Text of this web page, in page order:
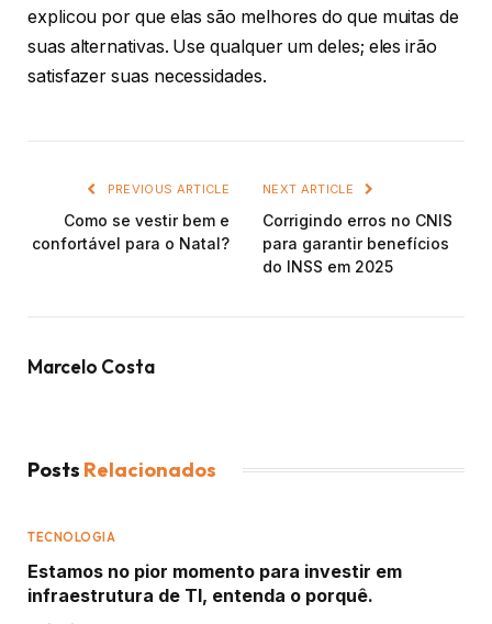
explicou por que elas são melhores do que muitas de
suas alternativas. Use qualquer um deles; eles irão
satisfazer suas necessidades.
PREVIOUS ARTICLE
Como se vestir bem e
confortável para o Natal?
NEXT ARTICLE
Corrigindo erros no CNIS
para garantir benefícios
do INSS em 2025
Marcelo Costa
Posts Relacionados
TECNOLOGIA
Estamos no pior momento para investir em
infraestrutura de TI, entenda o porquê.